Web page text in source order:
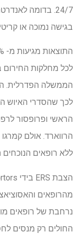
בגישה נמוכה או
לכל מחלקות החירום
הממשלה הפדרלית.
לכך שהסדרי האיוש
הראשי ופרופסור
ללא רופאים הנוכחים
מהרופאים
נרחבת של רופאים
החולים רק מנסים